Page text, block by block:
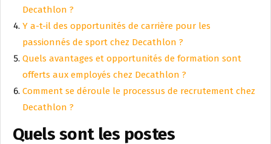
Decathlon ?
Y a-t-il des opportunités de carrière pour les
passionnés de sport chez Decathlon ?
Quels avantages et opportunités de formation sont
offerts aux employés chez Decathlon ?
Comment se déroule le processus de recrutement chez
Decathlon ?
Quels sont les postes